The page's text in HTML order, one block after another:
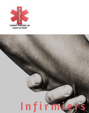
Panneau de gestion des